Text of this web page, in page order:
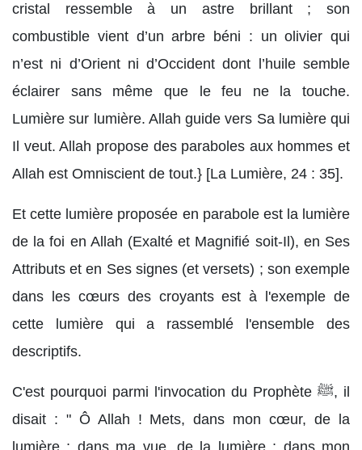
cristal ressemble à un astre brillant ; son
combustible vient d’un arbre béni : un olivier qui
n’est ni d’Orient ni d’Occident dont l’huile semble
éclairer sans même que le feu ne la touche.
Lumière sur lumière. Allah guide vers Sa lumière qui
Il veut. Allah propose des paraboles aux hommes et
Allah est Omniscient de tout.} [La Lumière, 24 : 35].
Et cette lumière proposée en parabole est la lumière
de la foi en Allah (Exalté et Magnifié soit-Il), en Ses
Attributs et en Ses signes (et versets) ; son exemple
dans les cœurs des croyants est à l'exemple de
cette lumière qui a rassemblé l'ensemble des
descriptifs.
C'est pourquoi parmi l'invocation du Prophète ﷺ, il
disait : " Ô Allah ! Mets, dans mon cœur, de la
lumière ; dans ma vue, de la lumière ; dans mon